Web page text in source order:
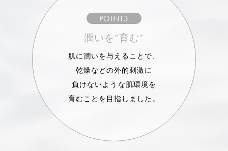
POINT3
潤いを“育む”
肌に潤いを与えることで、
乾燥などの外的刺激に
負けないような肌環境を
育むことを目指しました。